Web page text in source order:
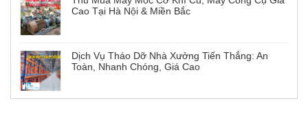
Cao Tại Hà Nội & Miền Bắc
Dịch Vụ Tháo Dỡ Nhà Xưởng Tiến Thắng: An
Toàn, Nhanh Chóng, Giá Cao